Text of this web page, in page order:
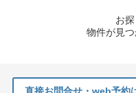
お
物件が見つ